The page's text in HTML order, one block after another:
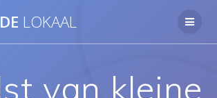
naar
LOKAAL
van kleine